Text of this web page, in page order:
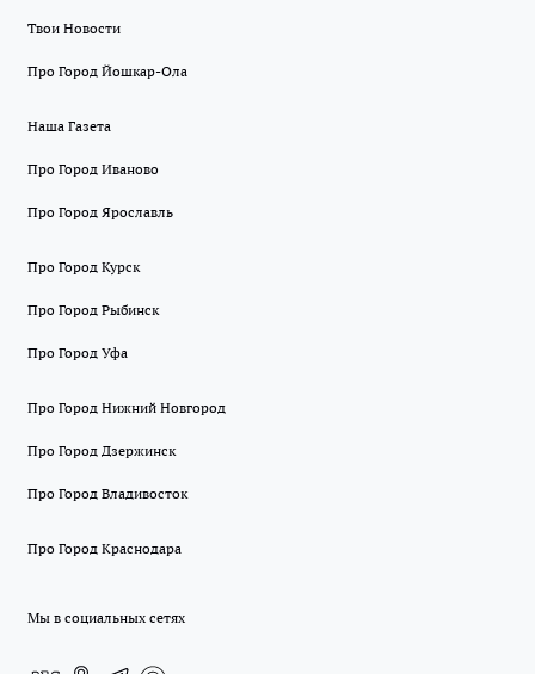
Твои Новости
Про Город Йошкар-Ола
Наша Газета
Про Город Иваново
Про Город Ярославль
Про Город Курск
Про Город Рыбинск
Про Город Уфа
Про Город Нижний Новгород
Про Город Дзержинск
Про Город Владивосток
Про Город Краснодара
Мы в социальных сетях